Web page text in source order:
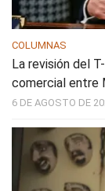
COLUMNAS
La revisión del
comercial entre
6 DE AGOSTO DE